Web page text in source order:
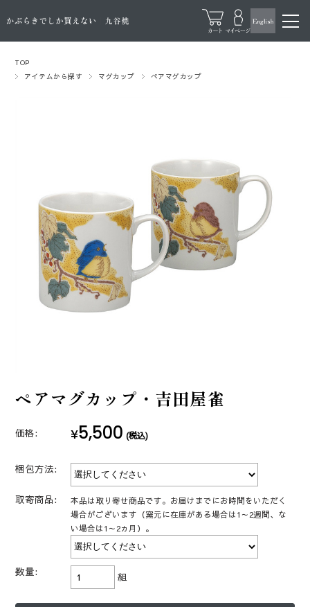
TOP
アイテムから探す
マグカップ ペアマグカップ
ペアマグカップ・吉田屋雀
価格: ¥5,500 (税込)
梱包方法:
取寄商品:
本品は取り寄せ商品です。お届けまでにお時間をいただく
場合がございます（窯元に在庫がある場合は1～2週間、な
い場合は1～2ヵ月）。
数量: 組